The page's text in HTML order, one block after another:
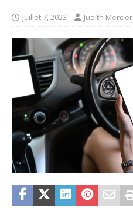
juillet 7, 2023 Judith Mercier